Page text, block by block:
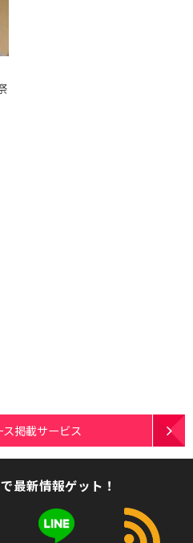
掲載サービス
最新情報ゲット！